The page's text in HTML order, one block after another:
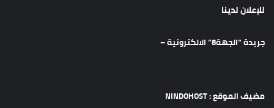
للإعلان لدينا
جريدة “الجهة8” الالكترونية –
مضيف الموقع : NINDOHOST